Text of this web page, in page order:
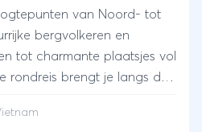
van Noord- tot
bergvolkeren en
tot charmante plaatsjes vol
rondreis brengt je langs de